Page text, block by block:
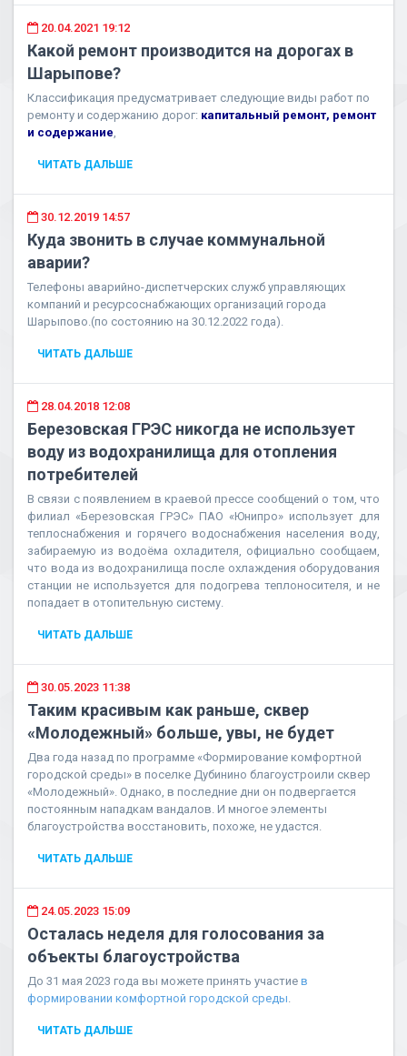
20.04.2021 19:12
Какой ремонт производится на дорогах в
Шарыпове?
Классификация предусматривает следующие виды работ по
ремонту и содержанию дорог: капитальный ремонт, ремонт
и содержание,
ЧИТАТЬ ДАЛЬШЕ
30.12.2019 14:57
Куда звонить в случае коммунальной
аварии?
Телефоны аварийно-диспетчерских служб управляющих
компаний и ресурсоснабжающих организаций города
Шарыпово.(по состоянию на 30.12.2022 года).
ЧИТАТЬ ДАЛЬШЕ
28.04.2018 12:08
Березовская ГРЭС никогда не использует
воду из водохранилища для отопления
потребителей
В связи с появлением в краевой прессе сообщений о том, что
филиал «Березовская ГРЭС» ПАО «Юнипро» использует для
теплоснабжения и горячего водоснабжения населения воду,
забираемую из водоёма охладителя, официально сообщаем,
что вода из водохранилища после охлаждения оборудования
станции не используется для подогрева теплоносителя, и не
попадает в отопительную систему.
ЧИТАТЬ ДАЛЬШЕ
30.05.2023 11:38
Таким красивым как раньше, сквер
«Молодежный» больше, увы, не будет
Два года назад по программе «Формирование комфортной
городской среды» в поселке Дубинино благоустроили сквер
«Молодежный». Однако, в последние дни он подвергается
постоянным нападкам вандалов. И многое элементы
благоустройства восстановить, похоже, не удастся.
ЧИТАТЬ ДАЛЬШЕ
24.05.2023 15:09
Осталась неделя для голосования за
объекты благоустройства
До 31 мая 2023 года вы можете принять участие в
формировании комфортной городской среды.
ЧИТАТЬ ДАЛЬШЕ